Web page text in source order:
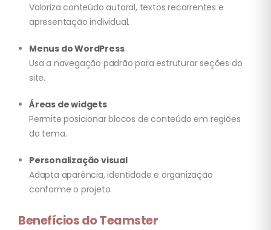
Valoriza conteúdo autoral, textos recorrentes e
apresentação individual.
Menus do WordPress
Usa a navegação padrão para estruturar seções do
site.
Áreas de widgets
Permite posicionar blocos de conteúdo em regiões
do tema.
Personalização visual
Adapta aparência, identidade e organização
conforme o projeto.
Benefícios do Teamster